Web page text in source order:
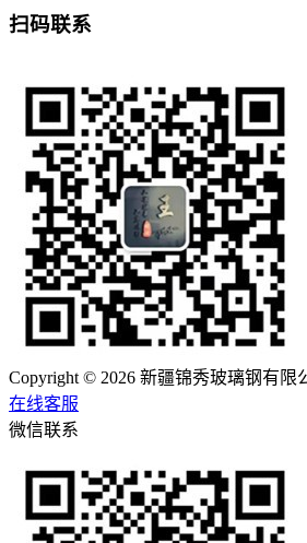
扫码联系
Copyright © 2026 新疆锦秀玻璃钢有限
在线客服
微信联系